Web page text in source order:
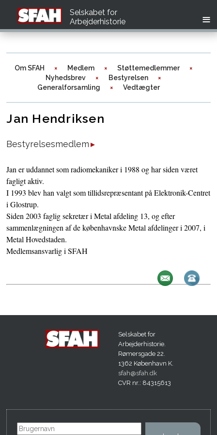
Selskabet for
Arbejderhistorie
Om SFAH Medlem
Støttemedlemmer
Nyhedsbrev
Bestyrelsen
Generalforsamling
Vedtægter
Jan Hendriksen
Bestyrelsesmedlem
Jan er uddannet som radiomekaniker i 1988 og har siden været
fagligt aktiv.
I 1993 blev han valgt som tillidsrepræsentant på Elektronik-Centret
i Glostrup.
Siden 2003 faglig sekretær i Metal afdeling 13, og efter
sammenlægningen af de københavnske Metal afdelinger i 2007, i
Metal Hovedstaden.
Medlemsansvarlig i SFAH
Selskabet for
Arbejderhistorie.
Rømersgade 22.
1362 København K.
sfah@sfah.dk
CVR nr.: 84315613